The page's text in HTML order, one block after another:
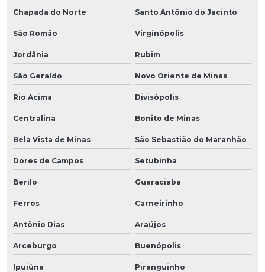
Chapada do Norte Santo Antônio do Jacinto
São Romão Virginópolis
Jordânia Rubim
São Geraldo Novo Oriente de Minas
Rio Acima Divisópolis
Centralina Bonito de Minas
Bela Vista de Minas São Sebastião do Maranhão
Dores de Campos Setubinha
Berilo Guaraciaba
Ferros Carneirinho
Antônio Dias Araújos
Arceburgo Buenópolis
Ipuiúna Piranguinho